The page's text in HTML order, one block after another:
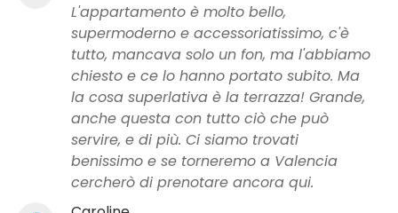
L'appartamento è molto bello,
supermoderno e accessoriatissimo, c'è
tutto, mancava solo un fon, ma l'abbiamo
chiesto e ce lo hanno portato subito. Ma
la cosa superlativa è la terrazza! Grande,
anche questa con tutto ciò che può
servire, e di più. Ci siamo trovati
benissimo e se torneremo a Valencia
cercherò di prenotare ancora qui.